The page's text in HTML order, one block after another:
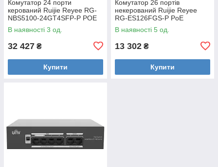
Комутатор 24 порти
керований Ruijie Reyee RG-
NBS5100-24GT4SFP-P POE
L3
В наявності 3 од.
32 427 ₴
Купити
Комутатор 26 портів
некерований Ruijie Reyee
RG-ES126FGS-P PoE
В наявності 5 од.
13 302 ₴
Купити